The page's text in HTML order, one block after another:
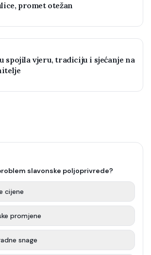
promet otežan
spojila vjeru, tradiciju i sjećanje na
slavonske poljoprivrede?
cijene
promjene
snage